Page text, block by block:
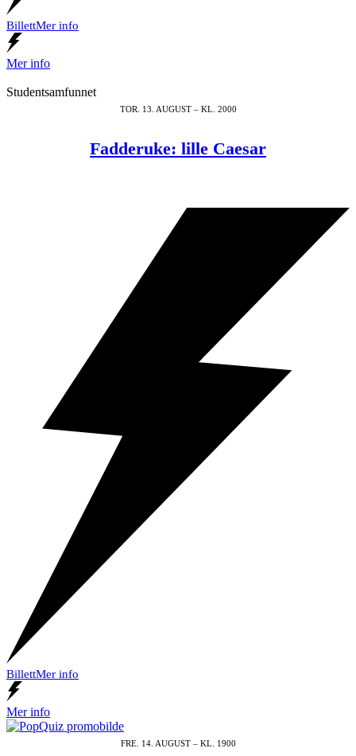
BillettMer info
Mer info
Studentsamfunnet
TOR. 13. AUGUST – KL. 2000
Fadderuke: lille Caesar
BillettMer info
Mer info
FRE. 14. AUGUST – KL. 1900